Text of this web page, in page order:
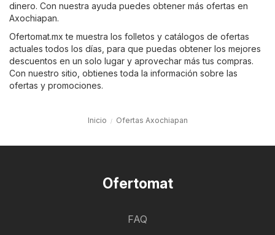
dinero. Con nuestra ayuda puedes obtener más ofertas en
Axochiapan.
Ofertomat.mx te muestra los folletos y catálogos de ofertas
actuales todos los días, para que puedas obtener los mejores
descuentos en un solo lugar y aprovechar más tus compras.
Con nuestro sitio, obtienes toda la información sobre las
ofertas y promociones.
Inicio Ofertas Axochiapan
Ofertomat
FAQ